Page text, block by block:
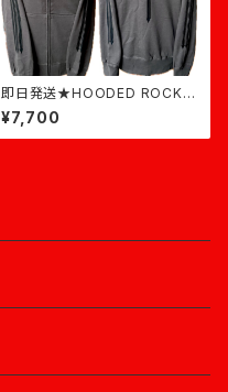
即日発送★HOODED ROCK★
チャコール
¥7,700